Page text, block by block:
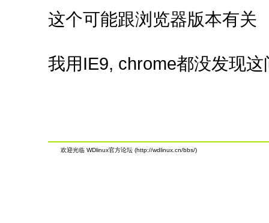
这个可能跟浏览器版本有关
我用IE9, chrome都没发现这
欢迎光临 WDlinux官方论坛 (http://wdlinux.cn/bbs/)